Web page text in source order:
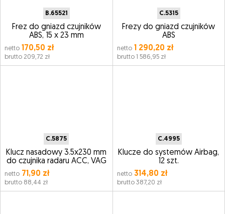
B.65521
Frez do gniazd czujników
ABS, 15 x 23 mm
netto 170,50 zł
brutto 209,72 zł
C.5315
Frezy do gniazd czujników
ABS
netto1 290,20 zł
brutto 1 586,95 zł
C.5875
Klucz nasadowy 3.5x230 mm
do czujnika radaru ACC, VAG
netto 71,90 zł
brutto 88,44 zł
C.4995
Klucze do systemów Airbag,
12 szt.
netto314,80 zł
brutto 387,20 zł